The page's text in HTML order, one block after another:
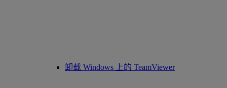
卸载 Windows 上的 TeamViewer